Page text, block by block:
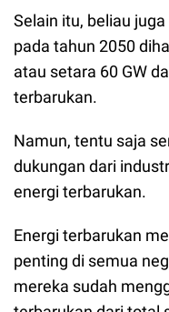
Selain itu, beliau
pada tahun 2050
atau setara 60 GW
terbarukan.
Namun, tentu saja
dukungan dari
energi terbarukan.
Energi terbarukan
penting di semua
mereka sudah